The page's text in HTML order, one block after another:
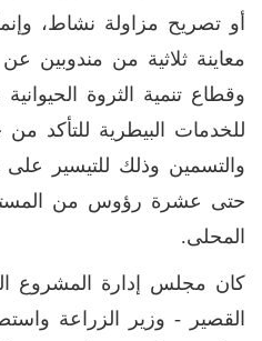
أو تصريح مزاولة نشاط،
معاينة ثلاثية من مندوبين
وقطاع تنمية الثروة الحيوانية
للخدمات البيطرية للتأكد من
والتسمين وذلك للتيسير على
حتى عشرة رؤوس من
المحلى.
كان مجلس إدارة المشروع
القصير - وزير الزراعة